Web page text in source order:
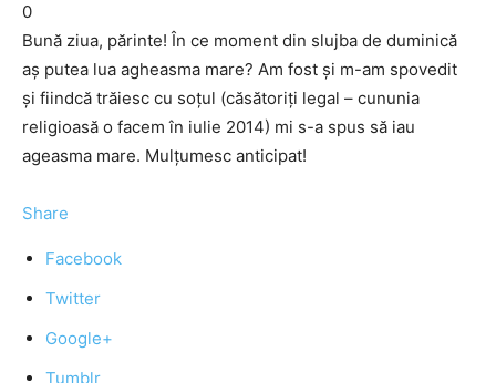
0
Bună ziua, părinte! În ce moment din slujba de duminică
aş putea lua agheasma mare? Am fost şi m-am spovedit
şi fiindcă trăiesc cu soţul (căsătoriţi legal – cununia
religioasă o facem în iulie 2014) mi s-a spus să iau
ageasma mare. Mulţumesc anticipat!
Share
Facebook
Twitter
Google+
Tumblr